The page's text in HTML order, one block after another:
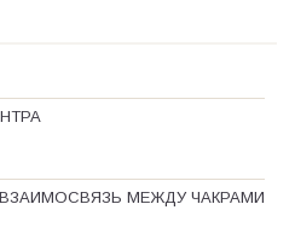
ВЗАИМОСВЯЗЬ МЕЖДУ ЧАКРАМИ